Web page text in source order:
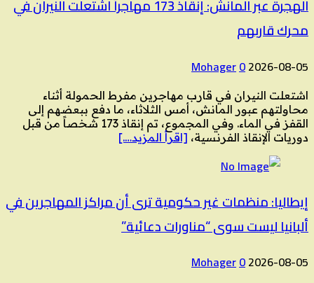
الهجرة عبر المانش: إنقاذ 173 مهاجراً اشتعلت النيران في
محرك قاربهم
2026-08-05
Mohager0
اشتعلت النيران في قارب مهاجرين مفرط الحمولة أثناء
محاولتهم عبور المانش، أمس الثلاثاء، ما دفع ببعضهم إلى
القفز في الماء. وفي المجموع، تم إنقاذ 173 شخصاً من قبل
دوريات الإنقاذ الفرنسية، [اقرأ المزيد….]
إيطاليا: منظمات غير حكومية ترى أن مراكز المهاجرين في
ألبانيا ليست سوى “مناورات دعائية”
2026-08-05
Mohager0